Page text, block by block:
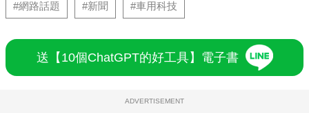
#網路話題 #新聞 #車用科技
送【10個ChatGPT的好工具】電子書
ADVERTISEMENT